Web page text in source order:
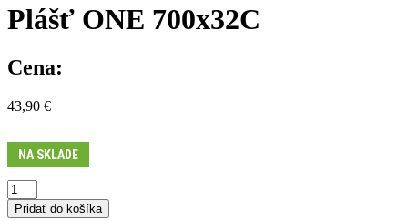
Plášť ONE 700x32C
Cena:
43,90 €
NA SKLADE
množstvo
Plášť
Pridať do košíka